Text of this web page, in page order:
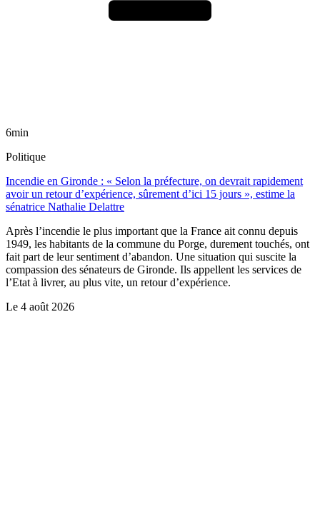
6min
Politique
Incendie en Gironde : « Selon la préfecture, on devrait rapidement
avoir un retour d’expérience, sûrement d’ici 15 jours », estime la
sénatrice Nathalie Delattre
Après l’incendie le plus important que la France ait connu depuis
1949, les habitants de la commune du Porge, durement touchés, ont
fait part de leur sentiment d’abandon. Une situation qui suscite la
compassion des sénateurs de Gironde. Ils appellent les services de
l’Etat à livrer, au plus vite, un retour d’expérience.
Le 4 août 2026